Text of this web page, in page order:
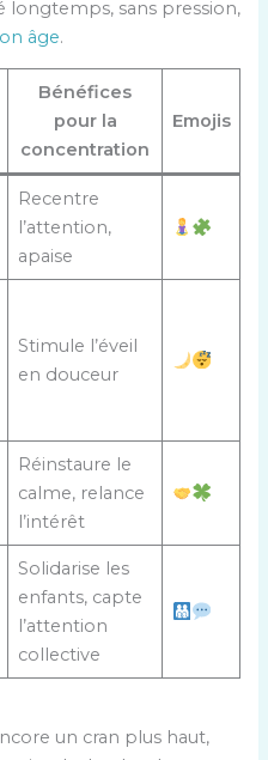
longtemps, sans pression,
âge.
Bénéfices
pour la
concentration
Emojis
Recentre
l’attention,
apaise
Stimule l’éveil
en douceur
Réinstaure le
calme, relance
l’intérêt
Solidarise les
enfants, capte
l’attention
collective
un cran plus haut,